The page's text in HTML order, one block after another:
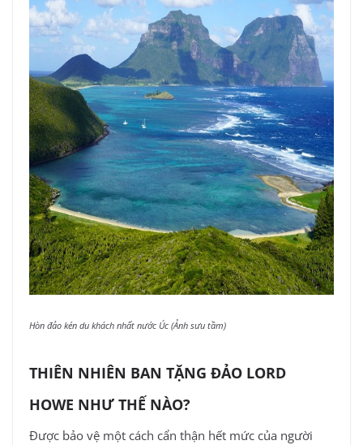
Hòn đảo kén du khách nhất nước Úc (Ảnh sưu tầm)
THIÊN NHIÊN BAN TẶNG ĐẢO LORD
HOWE NHƯ THẾ NÀO?
Được bảo vệ một cách cẩn thận hết mức của người